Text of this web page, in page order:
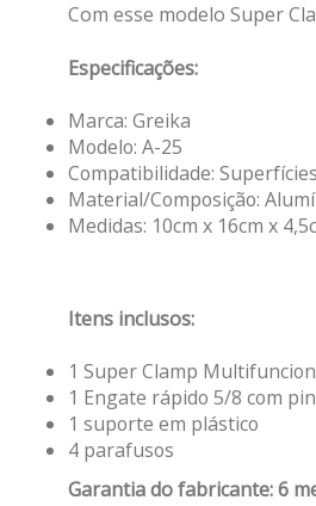
Com esse modelo Super
Especificações:
Marca: Greika
Modelo: A-25
Compatibilidade:
Material/Composição:
Medidas: 10cm x 16cm x
Itens inclusos:
1 Super Clamp
1 Engate rápido 5/8 com
1 suporte em plástico
4 parafusos
Garantia do fabricante: 6